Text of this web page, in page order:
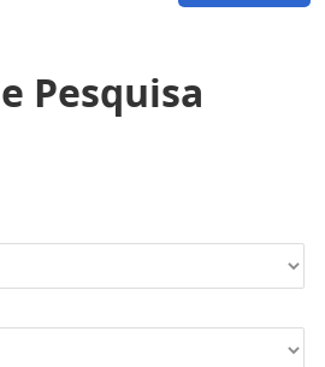
Pesquisa